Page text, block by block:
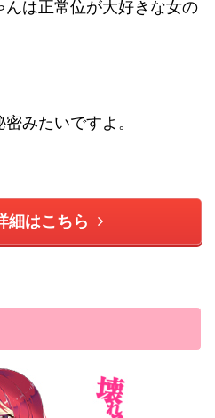
は正常位が大好きな女の
みたいですよ。
細はこちら